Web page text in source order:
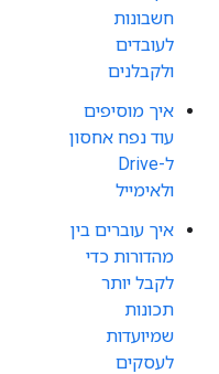
חשבונות
לעובדים
ולקבלנים
איך מוסיפים
עוד נפח אחסון
ל-Drive
ולאימייל
איך עוברים בין
מהדורות כדי
לקבל יותר
תכונות
שמיועדות
לעסקים